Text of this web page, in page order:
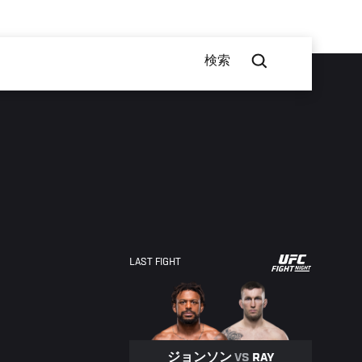
検索
LAST FIGHT
UFC
ジョンソンVS RAY